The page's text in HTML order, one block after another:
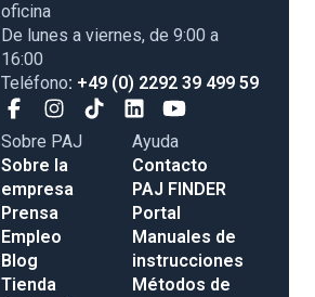
oficina
De lunes a viernes, de 9:00 a
16:00
Teléfono: +49 (0) 2292 39 499 59
Sobre PAJ
Sobre la
empresa
Prensa
Empleo
Blog
Tienda
Ayuda
Contacto
PAJ FINDER
Portal
Manuales de
instrucciones
Métodos de